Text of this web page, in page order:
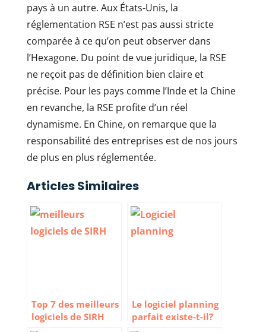
pays à un autre. Aux États-Unis, la
réglementation RSE n’est pas aussi stricte
comparée à ce qu’on peut observer dans
l’Hexagone. Du point de vue juridique, la RSE
ne reçoit pas de définition bien claire et
précise. Pour les pays comme l’Inde et la Chine
en revanche, la RSE profite d’un réel
dynamisme. En Chine, on remarque que la
responsabilité des entreprises est de nos jours
de plus en plus réglementée.
Articles Similaires
Top 7 des meilleurs
logiciels de SIRH
Le logiciel planning
parfait existe-t-il?